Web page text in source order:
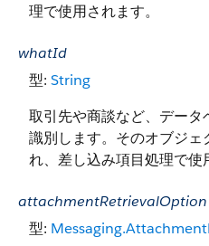
理で使用されます。
whatId
型: String
取引先や商談など、デー
識別します。そのオブジェ
れ、差し込み項目処理で使
attachmentRetrievalOption
型: